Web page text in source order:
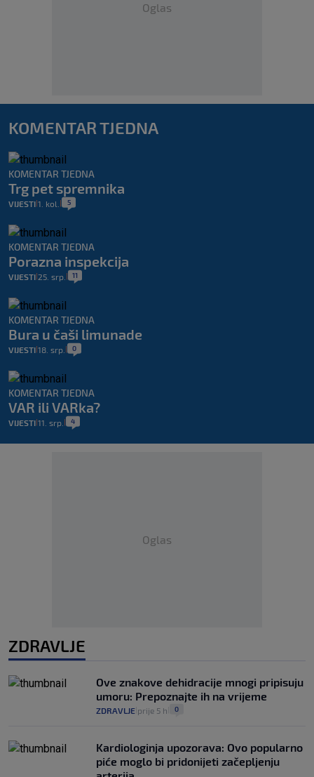
Oglas
KOMENTAR TJEDNA
KOMENTAR TJEDNA
Trg pet spremnika
VIJESTI 1. kol. 5
KOMENTAR TJEDNA
Porazna inspekcija
VIJESTI 25. srp. 11
KOMENTAR TJEDNA
Bura u čaši limunade
VIJESTI 18. srp. 0
KOMENTAR TJEDNA
VAR ili VARka?
VIJESTI 11. srp. 4
Oglas
ZDRAVLJE
Ove znakove dehidracije mnogi pripisuju
umoru: Prepoznajte ih na vrijeme
ZDRAVLJE prije 5 h 0
Kardiologinja upozorava: Ovo popularno
piće moglo bi pridonijeti začepljenju